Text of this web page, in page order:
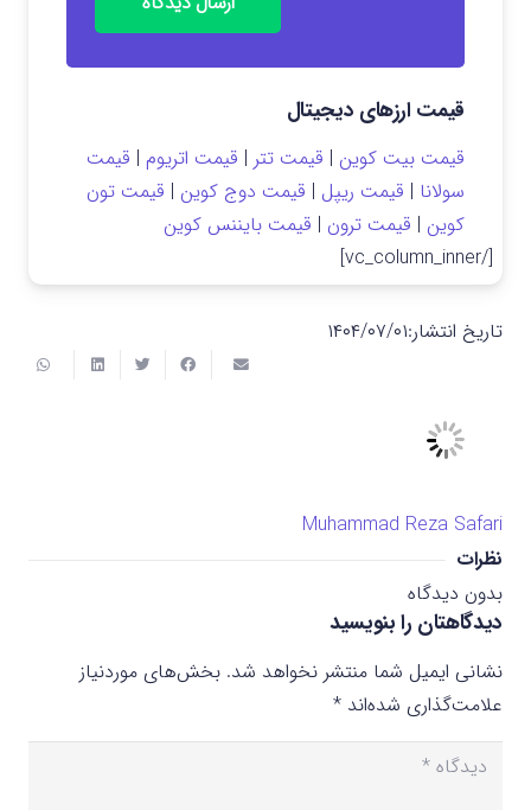
قیمت ارزهای دیجیتال
قیمت بیت کوین | قیمت تتر | قیمت اتریوم | قیمت
سولانا | قیمت ریپل | قیمت دوج کوین | قیمت تون
کوین | قیمت ترون | قیمت بایننس کوین
[/vc_column_inner]
تاریخ انتشار:۱۴۰۴/۰۷/۰۱
Muhammad Reza Safari
نظرات
بدون دیدگاه
دیدگاهتان را بنویسید
نشانی ایمیل شما منتشر نخواهد شد. بخش‌های موردنیاز
علامت‌گذاری شده‌اند *